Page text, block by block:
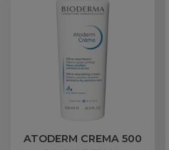
ATODERM CREMA 500